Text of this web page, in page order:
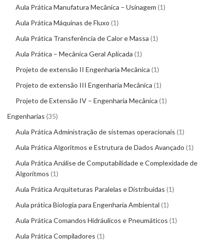
Aula Prática Manufatura Mecânica – Usinagem 1
Aula Prática Máquinas de Fluxo 1
Aula Prática Transferência de Calor e Massa 1
Aula Prática – Mecânica Geral Aplicada 1
Projeto de extensão II Engenharia Mecânica 1
Projeto de extensão III Engenharia Mecânica 1
Projeto de Extensão IV – Engenharia Mecânica 1
Engenharias 35
Aula Prática Administração de sistemas operacionais 1
Aula Prática Algoritmos e Estrutura de Dados Avançado 1
Aula Prática Análise de Computabilidade e Complexidade de
Algoritmos 1
Aula Prática Arquiteturas Paralelas e Distribuídas 1
Aula prática Biologia para Engenharia Ambiental 1
Aula Prática Comandos Hidráulicos e Pneumáticos 1
Aula Prática Compiladores 1